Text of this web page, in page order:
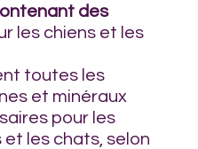
des
les chiens et les
toutes les
et minéraux
pour les
et les chats, selon